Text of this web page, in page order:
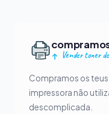
Vender toner
Compramos os
impressora não
descomplicada.